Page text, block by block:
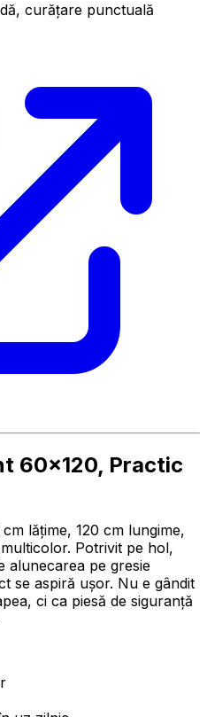
curățare punctuală
60×120, Practic
lățime, 120 cm lungime,
Potrivit pe hol,
alunecarea pe gresie
se aspiră ușor. Nu e gândit
ci ca piesă de siguranță